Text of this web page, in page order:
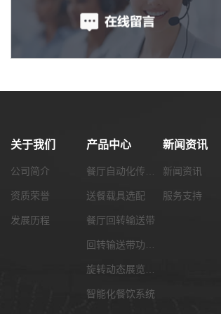
关于我们
公司简介
资质荣誉
发展历程
产品中心
送餐载具选配
餐厅回转输送带
智能化餐饮系统
新闻资讯
新闻资讯
服务支持